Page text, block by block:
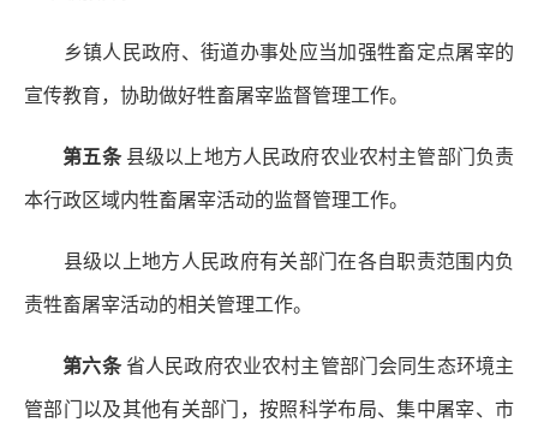
乡镇人民政府、街道办事处应当加强牲畜定点屠宰的
宣传教育，协助做好牲畜屠宰监督管理工作。
第五条县级以上地方人民政府农业农村主管部门负责
本行政区域内牲畜屠宰活动的监督管理工作。
县级以上地方人民政府有关部门在各自职责范围内负
责牲畜屠宰活动的相关管理工作。
第六条省人民政府农业农村主管部门会同生态环境主
管部门以及其他有关部门，按照科学布局、集中屠宰、市